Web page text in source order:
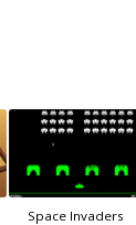
Space Invaders